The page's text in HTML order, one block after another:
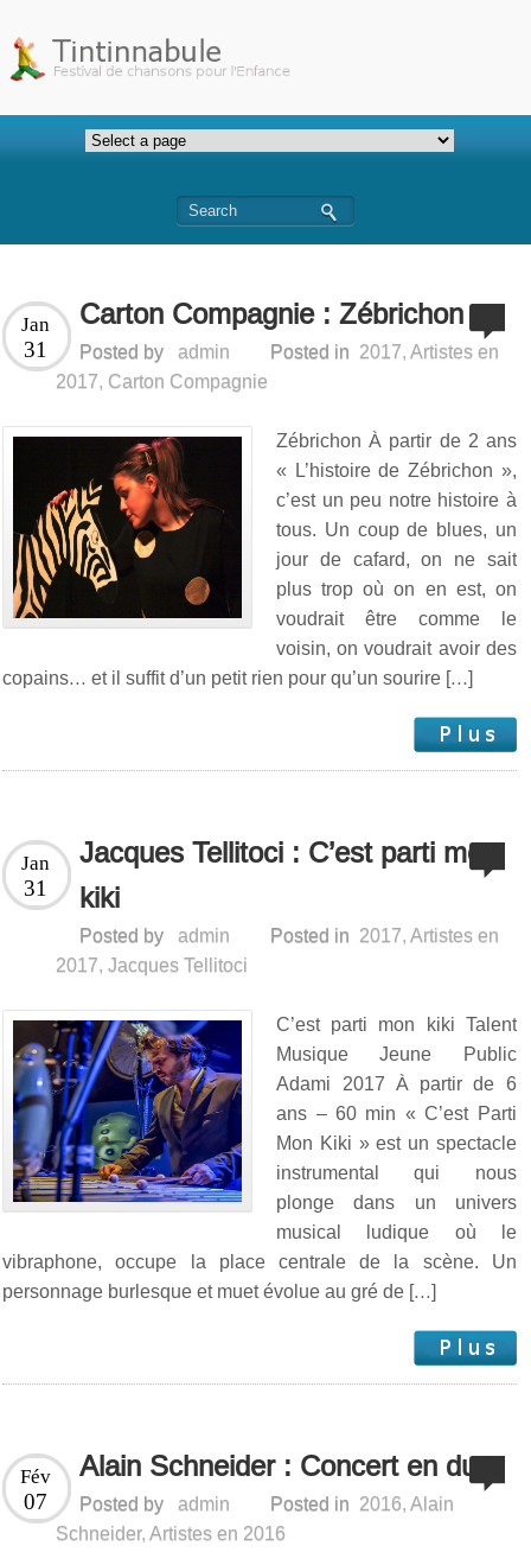
Carton Compagnie : Zébrichon
Jan
31 Posted by admin Posted in 2017,Artistes en
2017, Carton Compagnie
Zébrichon À partir de 2 ans
« L’histoire de Zébrichon »,
c’est un peu notre histoire à
tous. Un coup de blues, un
jour de cafard, on ne sait
plus trop où on en est, on
voudrait être comme le
voisin, on voudrait avoir des
copains… et il suffit d’un petit rien pour qu’un sourire […]
Jacques Tellitoci : C’est parti mon
kiki
Jan
31
Posted by admin Posted in 2017,Artistes en
2017,Jacques Tellitoci
C’est parti mon kiki Talent
Musique Jeune Public
Adami 2017 À partir de 6
ans – 60 min « C’est Parti
Mon Kiki » est un spectacle
instrumental qui nous
plonge dans un univers
musical ludique où le
vibraphone, occupe la place centrale de la scène. Un
personnage burlesque et muet évolue au gré de […]
Alain Schneider : Concert en duo
Fév
07 Posted by admin Posted in 2016,Alain
Schneider,Artistes en 2016